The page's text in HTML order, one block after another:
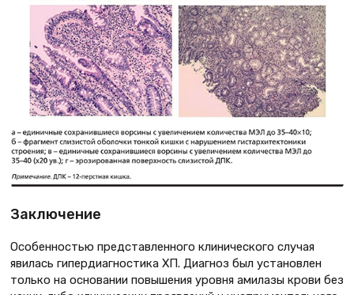
Заключение
Особенностью представленного клинического случая
явилась гипердиагностика ХП. Диагноз был установлен
только на основании повышения уровня амилазы крови без